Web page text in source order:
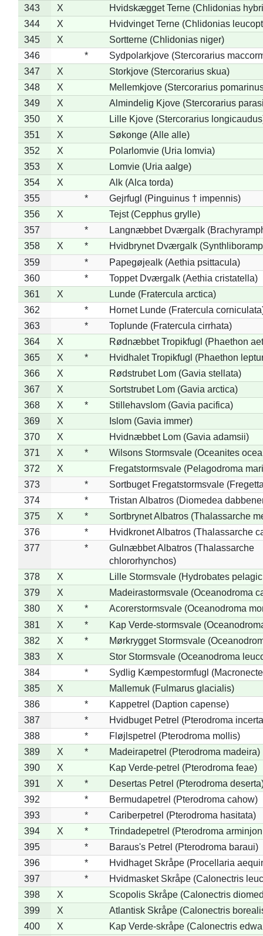
343 X
Hvidskægget Terne (Chlidonias
344
X
Hvidvinget Terne (Chlidonias
345
X
Sortterne (Chlidonias niger)
346
*
Sydpolarkjove (Stercorarius
347
X
Storkjove (Stercorarius skua)
348
X
Mellemkjove (Stercorarius
349
X
Almindelig Kjove (Stercorarius
350
X
Lille Kjove (Stercorarius
351
X
Søkonge (Alle alle)
352
X
Polarlomvie (Uria lomvia)
353
X
Lomvie (Uria aalge)
354
X
Alk (Alca torda)
355
*
Gejrfugl (Pinguinus † impennis)
356
X
Tejst (Cepphus grylle)
357
*
Langnæbbet Dværgalk
358
X *
Hvidbrynet Dværgalk
359
*
Papegøjealk (Aethia psittacula)
360
*
Toppet Dværgalk (Aethia cristatella)
361
X
Lunde (Fratercula arctica)
362
*
Hornet Lunde (Fratercula
363
*
Toplunde (Fratercula cirrhata)
364
X
Rødnæbbet Tropikfugl (Phaethon
365
X *
Hvidhalet Tropikfugl (Phaethon
366
X
Rødstrubet Lom (Gavia stellata)
367
X
Sortstrubet Lom (Gavia arctica)
368
X *
Stillehavslom (Gavia pacifica)
369
X
Islom (Gavia immer)
370
X
Hvidnæbbet Lom (Gavia adamsii)
371
X *
Wilsons Stormsvale (Oceanites
372
X
Fregatstormsvale (Pelagodroma
373
*
Sortbuget Fregatstormsvale
374
*
Tristan Albatros (Diomedea
375
X *
Sortbrynet Albatros (Thalassarche
376
*
Hvidkronet Albatros (Thalassarche
377
*
Gulnæbbet Albatros (Thalassarche
chlororhynchos)
378
X
Lille Stormsvale (Hydrobates
379
X
Madeirastormsvale (Oceanodroma
380
X *
Acorerstormsvale (Oceanodroma
381
X *
Kap Verde-stormsvale
382
X *
Mørkrygget Stormsvale
383
X
Stor Stormsvale (Oceanodroma
384
*
Sydlig Kæmpestormfugl
385
X
Mallemuk (Fulmarus glacialis)
386
*
Kappetrel (Daption capense)
387
*
Hvidbuget Petrel (Pterodroma
388
*
Fløjlspetrel (Pterodroma mollis)
389
X *
Madeirapetrel (Pterodroma madeira)
390
X
Kap Verde-petrel (Pterodroma feae)
391
X *
Desertas Petrel (Pterodroma
392
*
Bermudapetrel (Pterodroma cahow)
393
*
Cariberpetrel (Pterodroma hasitata)
394
X *
Trindadepetrel (Pterodroma
395
*
Baraus's Petrel (Pterodroma baraui)
396
*
Hvidhaget Skråpe (Procellaria
397
*
Hvidmasket Skråpe (Calonectris
398
X
Scopolis Skråpe (Calonectris
399
X
Atlantisk Skråpe (Calonectris
400
X
Kap Verde-skråpe (Calonectris